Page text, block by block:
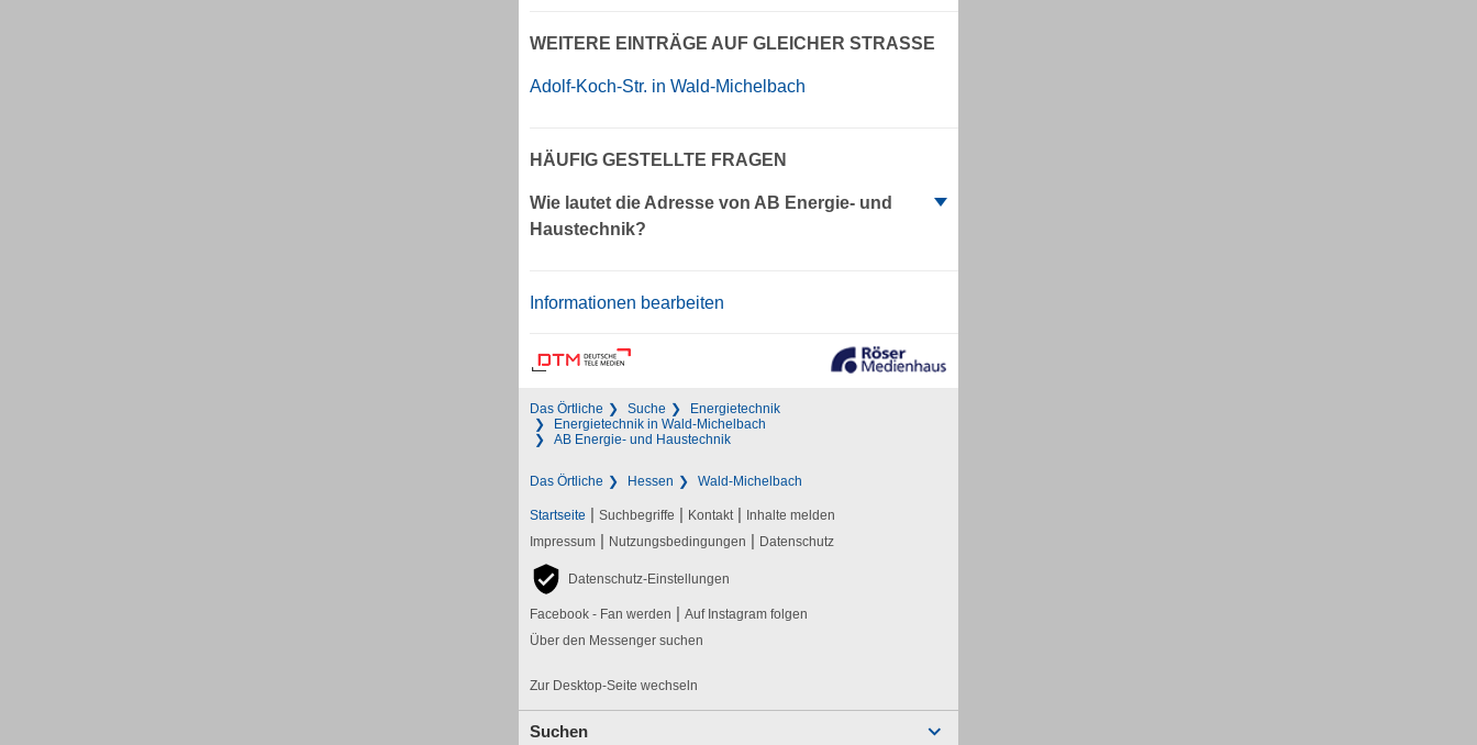
WEITERE EINTRÄGE AUF GLEICHER STRASSE
Adolf-Koch-Str. in Wald-Michelbach
HÄUFIG GESTELLTE FRAGEN
Wie lautet die Adresse von AB Energie- und
Haustechnik?
Informationen bearbeiten
Das Örtliche Suche
Energietechnik
Energietechnik in Wald-Michelbach
AB Energie- und Haustechnik
Das Örtliche Hessen Wald-Michelbach
Startseite | Suchbegriffe | Kontakt | Inhalte melden
Impressum | Nutzungsbedingungen | Datenschutz
Datenschutz-Einstellungen
Facebook - Fan werden | Auf Instagram folgen
Über den Messenger suchen
Zur Desktop-Seite wechseln
Suchen